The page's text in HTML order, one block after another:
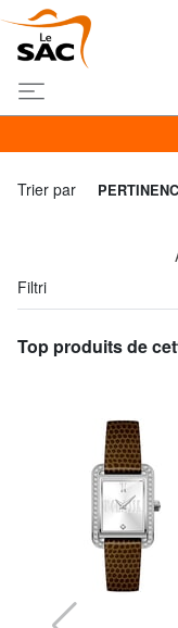
Trier par
Filtri
Top produits de